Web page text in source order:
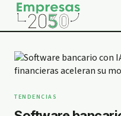
TENDENCIAS